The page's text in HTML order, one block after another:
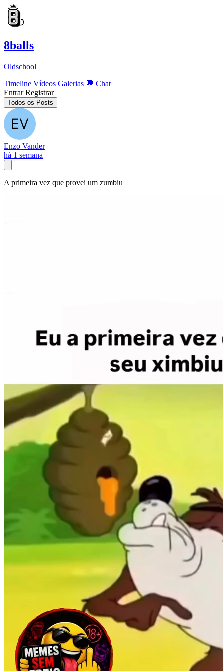
8balls
Oldschool
Timeline Vídeos Galerias 💬 Chat
Entrar Registrar
Todos os Posts
Enzo Vander
há 1 semana
A primeira vez que provei um zumbiu